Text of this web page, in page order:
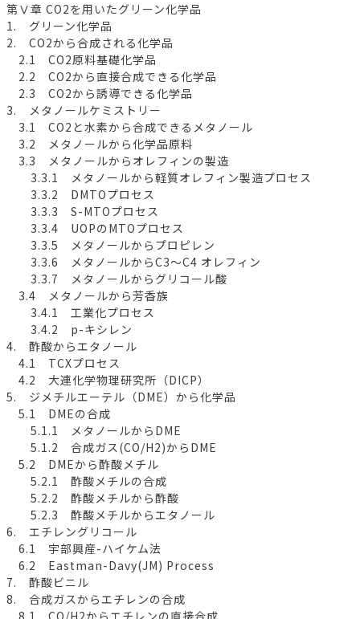
第Ⅴ章 CO2を用いたグリーン化学品
1. グリーン化学品
2. CO2から合成される化学品
2.1 CO2原料基礎化学品
2.2 CO2から直接合成できる化学品
2.3 CO2から誘導できる化学品
3. メタノールケミストリー
3.1 CO2と水素から合成できるメタノール
3.2 メタノールから化学品原料
3.3 メタノールからオレフィンの製造
3.3.1 メタノールから軽質オレフィン製造プロセス
3.3.2 DMTOプロセス
3.3.3 S-MTOプロセス
3.3.4 UOPのMTOプロセス
3.3.5 メタノールからプロピレン
3.3.6 メタノールからC3～C4 オレフィン
3.3.7 メタノールからグリコール酸
3.4 メタノールから芳香族
3.4.1 工業化プロセス
3.4.2 p-キシレン
4. 酢酸からエタノール
4.1 TCXプロセス
4.2 大連化学物理研究所（DICP）
5. ジメチルエーテル（DME）から化学品
5.1 DMEの合成
5.1.1 メタノールからDME
5.1.2 合成ガス(CO/H2)からDME
5.2 DMEから酢酸メチル
5.2.1 酢酸メチルの合成
5.2.2 酢酸メチルから酢酸
5.2.3 酢酸メチルからエタノール
6. エチレングリコール
6.1 宇部興産-ハイケム法
6.2 Eastman-Davy(JM) Process
7. 酢酸ビニル
8. 合成ガスからエチレンの合成